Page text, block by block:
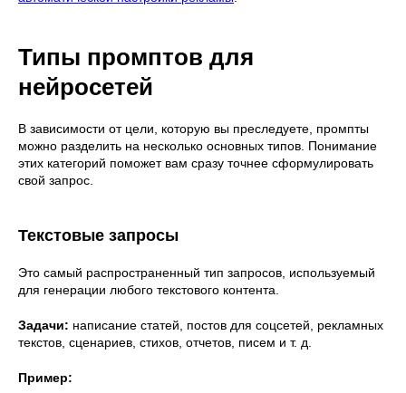
Типы промптов для
нейросетей
В зависимости от цели, которую вы преследуете, промпты
можно разделить на несколько основных типов. Понимание
этих категорий поможет вам сразу точнее сформулировать
свой запрос.
Текстовые запросы
Это самый распространенный тип запросов, используемый
для генерации любого текстового контента.
Задачи: написание статей, постов для соцсетей, рекламных
текстов, сценариев, стихов, отчетов, писем и т. д.
Пример: